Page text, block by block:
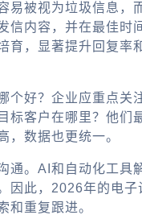
易被视为垃圾信息，
内容，并在最佳
育，显著提升回复
个好？企业应重点关
标客户在哪里？他
，数据也更统一。
通。AI和自动化工具
此，2026年的电子
和重复跟进。